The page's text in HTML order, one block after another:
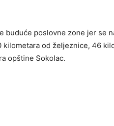
buduće poslovne zone jer se
od željeznice, 46
opštine Sokolac.